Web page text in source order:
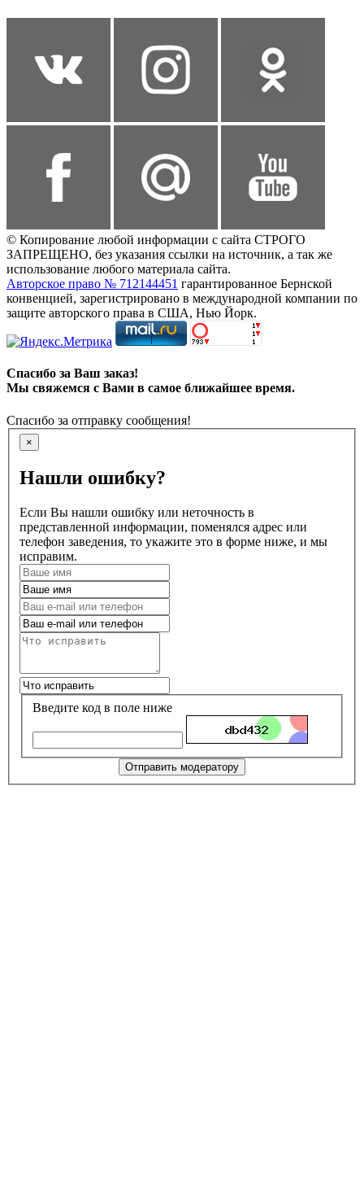
© Копирование любой информации с сайта СТРОГО
ЗАПРЕЩЕНО, без указания ссылки на источник, а так же
использование любого материала сайта.
Авторское право № 712144451 гарантированное Бернской
конвенцией, зарегистрировано в международной компании по
защите авторского права в США, Нью Йорк.
Спасибо за Ваш заказ!
Мы свяжемся с Вами в самое ближайшее время.
Спасибо за отправку сообщения!
×
Нашли ошибку?
Если Вы нашли ошибку или неточность в
представленной информации, поменялся адрес или
телефон заведения, то укажите это в форме ниже, и мы
исправим.
Введите код в поле ниже
Отправить модератору